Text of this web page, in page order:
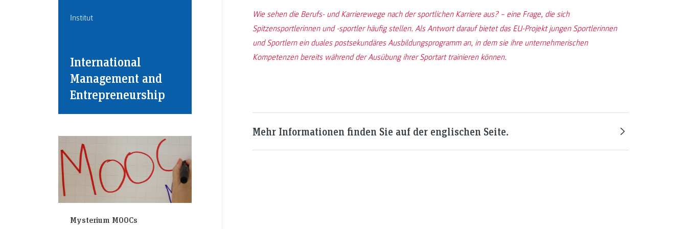
Institut
International
Management and
Entrepreneurship
Mysterium MOOCs
Wie sehen die Berufs- und Karrierewege nach der sportlichen Karriere aus? – eine Frage, die sich
Spitzensportlerinnen und -sportler häufig stellen. Als Antwort darauf bietet das EU-Projekt jungen Sportlerinnen
und Sportlern ein duales postsekundäres Ausbildungsprogramm an, in dem sie ihre unternehmerischen
Kompetenzen bereits während der Ausübung ihrer Sportart trainieren können.
Mehr Informationen finden Sie auf der englischen Seite.